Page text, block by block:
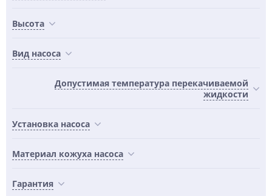
Высота
Вид насоса
Допустимая температура перекачиваемой
жидкости
Установка насоса
Материал кожуха насоса
Гарантия